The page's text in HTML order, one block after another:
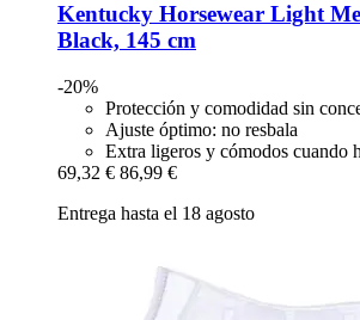
Kentucky Horsewear Light
Black, 145 cm
-20%
Protección y comodidad sin
Ajuste óptimo: no resbala
Extra ligeros y cómodos cuando
69,32 € 86,99 €
Entrega hasta el 18 agosto